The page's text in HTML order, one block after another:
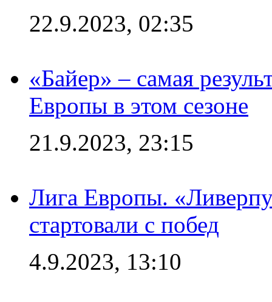
22.9.2023, 02:35
«Байер» – самая
Европы в этом сезоне
21.9.2023, 23:15
Лига Европы.
стартовали с побед
4.9.2023, 13:10